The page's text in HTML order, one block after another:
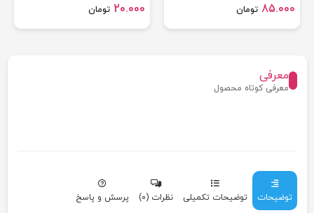
تومان85.000 تومان20.000
معرفی
معرفی کوتاه محصول
توضیحات توضیحات تکمیلی نظرات (0) پرسش و پاسخ